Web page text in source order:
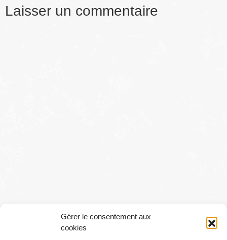
Gérer le consentement aux
cookies
Laisser un commentaire